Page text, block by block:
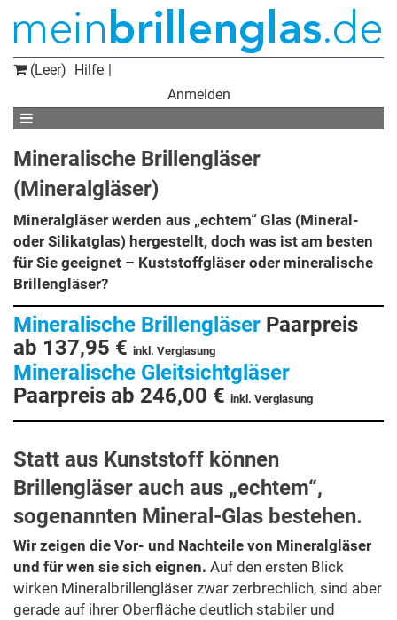
(Leer) Hilfe
Anmelden
Mineralische Brillengläser
(Mineralgläser)
Mineralgläser werden aus „echtem“ Glas (Mineral-
oder Silikatglas) hergestellt, doch was ist am besten
für Sie geeignet – Kuststoffgläser oder mineralische
Brillengläser?
Mineralische Brillengläser Paarpreis
ab 137,95 € inkl. Verglasung
Mineralische Gleitsichtgläser
Paarpreis ab 246,00 € inkl. Verglasung
Statt aus Kunststoff können
Brillengläser auch aus „echtem“,
sogenannten Mineral-Glas bestehen.
Wir zeigen die Vor- und Nachteile von Mineralgläser
und für wen sie sich eignen. Auf den ersten Blick
wirken Mineralbrillengläser zwar zerbrechlich, sind aber
gerade auf ihrer Oberfläche deutlich stabiler und